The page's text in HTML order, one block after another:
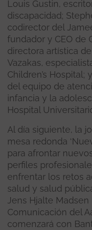
Louis Gustin,
discapacidad;
codirector del
fundador y CEO de
directora artística
Vazakas,
Children’s Hospital;
del equipo de
infancia y la
Hospital
Al día siguiente, la
mesa redonda
para afrontar
perfiles
enfrentar los retos
salud y salud
Jens Hjalte
Comunicación del
comenzará con